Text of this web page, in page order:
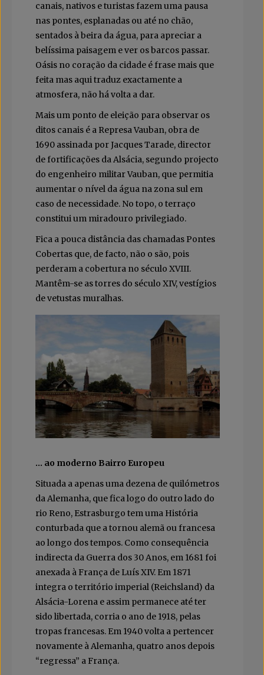
canais, nativos e turistas fazem uma pausa
nas pontes, esplanadas ou até no chão,
sentados à beira da água, para apreciar a
belíssima paisagem e ver os barcos passar.
Oásis no coração da cidade é frase mais que
feita mas aqui traduz exactamente a
atmosfera, não há volta a dar.
Mais um ponto de eleição para observar os
ditos canais é a Represa Vauban, obra de
1690 assinada por Jacques Tarade, director
de fortificações da Alsácia, segundo projecto
do engenheiro militar Vauban, que permitia
aumentar o nível da água na zona sul em
caso de necessidade. No topo, o terraço
constitui um miradouro privilegiado.
Fica a pouca distância das chamadas Pontes
Cobertas que, de facto, não o são, pois
perderam a cobertura no século XVIII.
Mantêm-se as torres do século XIV, vestígios
de vetustas muralhas.
… ao moderno Bairro Europeu
Situada a apenas uma dezena de quilómetros
da Alemanha, que fica logo do outro lado do
rio Reno, Estrasburgo tem uma História
conturbada que a tornou alemã ou francesa
ao longo dos tempos. Como consequência
indirecta da Guerra dos 30 Anos, em 1681 foi
anexada à França de Luís XIV. Em 1871
integra o território imperial (Reichsland) da
Alsácia-Lorena e assim permanece até ter
sido libertada, corria o ano de 1918, pelas
tropas francesas. Em 1940 volta a pertencer
novamente à Alemanha, quatro anos depois
“regressa” a França.